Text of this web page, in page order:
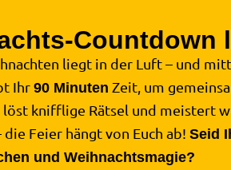
Countdown
liegt in der Luft – und
Ihr90 Minuten Zeit, um
löst knifflige Rätsel und meistert
Feier hängt von Euch ab! Seid
und Weihnachtsmagie?